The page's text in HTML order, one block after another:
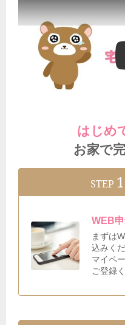
はじめ
お家で
STEP 1
WEB
まずは
込みく
マイペ
ご登録